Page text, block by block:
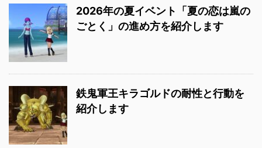
2026年の夏イベント「夏の恋は嵐の
ごとく」の進め方を紹介します
鉄鬼軍王キラゴルドの耐性と行動を
紹介します